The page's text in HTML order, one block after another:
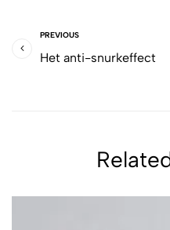
PREVIOUS
Het anti-snurkeffect